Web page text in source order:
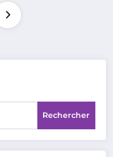
Rechercher